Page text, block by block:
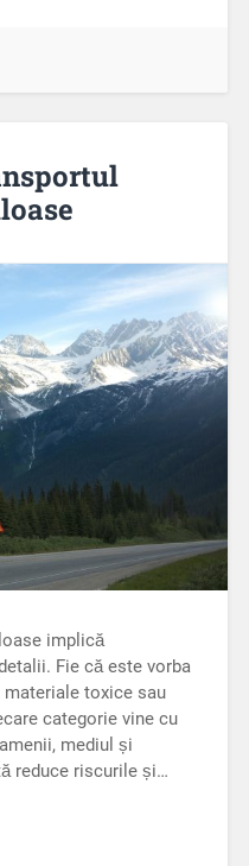
implică
Fie că este vorba
toxice sau
categorie vine cu
mediul și
reduce riscurile și…